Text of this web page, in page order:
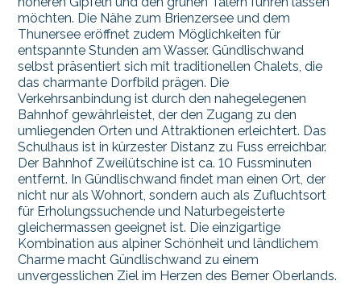
möchten. Die Nähe zum Brienzersee und dem
Thunersee eröffnet zudem Möglichkeiten für
entspannte Stunden am Wasser. Gündlischwand
selbst präsentiert sich mit traditionellen Chalets, die
das charmante Dorfbild prägen. Die
Verkehrsanbindung ist durch den nahegelegenen
Bahnhof gewährleistet, der den Zugang zu den
umliegenden Orten und Attraktionen erleichtert. Das
Schulhaus ist in kürzester Distanz zu Fuss erreichbar.
Der Bahnhof Zweilütschine ist ca. 10 Fussminuten
entfernt. In Gündlischwand findet man einen Ort, der
nicht nur als Wohnort, sondern auch als Zufluchtsort
für Erholungssuchende und Naturbegeisterte
gleichermassen geeignet ist. Die einzigartige
Kombination aus alpiner Schönheit und ländlichem
Charme macht Gündlischwand zu einem
unvergesslichen Ziel im Herzen des Berner Oberlands.